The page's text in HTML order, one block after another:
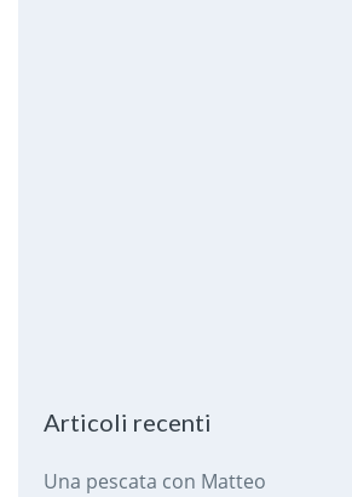
Articoli recenti
Una pescata con Matteo